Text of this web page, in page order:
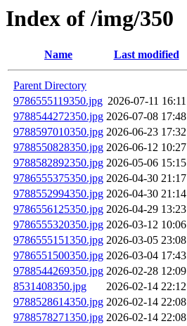
Index of /img/350
Name Last modified
Parent Directory
9786555119350.jpg 2026-07-11 16:11
9788544272350.jpg 2026-07-08 17:48
9788597010350.jpg 2026-06-23 17:32
9788550828350.jpg 2026-06-12 10:27
9788582892350.jpg 2026-05-06 15:15
9786555375350.jpg 2026-04-30 21:17
9788552994350.jpg 2026-04-30 21:14
9786556125350.jpg 2026-04-29 13:23
9786555320350.jpg 2026-03-12 10:06
9786555151350.jpg 2026-03-05 23:08
9786551500350.jpg 2026-03-04 17:43
9788544269350.jpg 2026-02-28 12:09
8531408350.jpg
2026-02-14 22:12
9788528614350.jpg 2026-02-14 22:08
9788578271350.jpg 2026-02-14 22:08